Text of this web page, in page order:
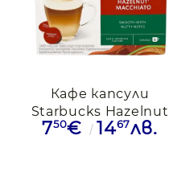
Кафе капсули
Starbucks Hazelnut
Macchiato
750€ 1467лв.